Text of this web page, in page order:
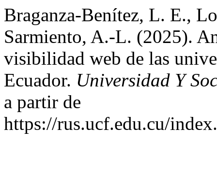
Braganza-Benítez, L. E.,
Sarmiento, A.-L. (2025).
visibilidad web de las
Ecuador. Universidad Y
a partir de
https://rus.ucf.edu.cu/